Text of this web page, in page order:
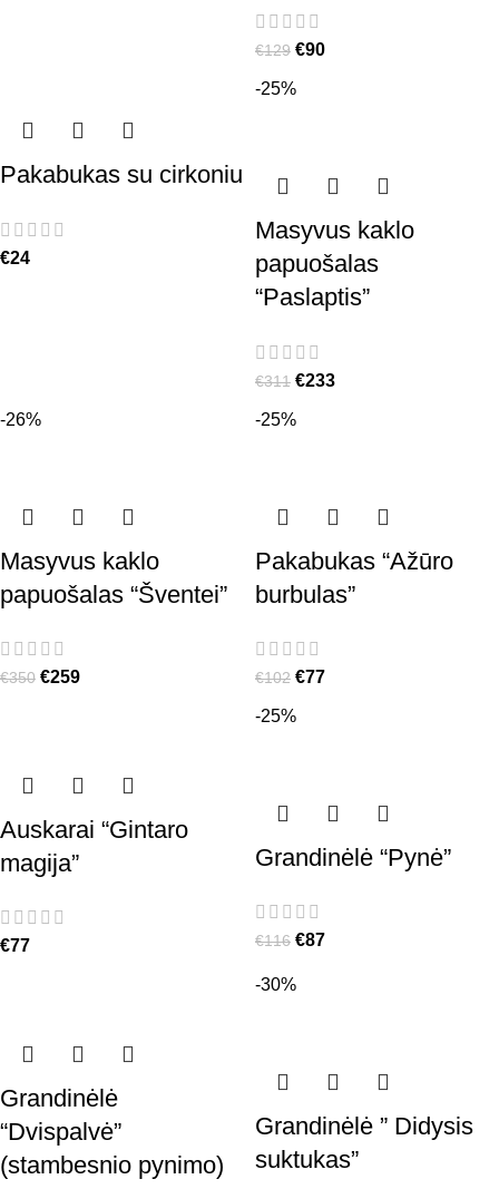
€129 €90
Pakabukas su cirkoniu
€24
-25%
Masyvus kaklo
papuošalas
“Paslaptis”
€311 €233
-26%
Masyvus kaklo
papuošalas “Šventei”
€350 €259
-25%
Pakabukas “Ažūro
burbulas”
€102 €77
Auskarai “Gintaro
magija”
€77
-25%
Grandinėlė “Pynė”
€116 €87
Grandinėlė
“Dvispalvė”
(stambesnio pynimo)
-30%
Grandinėlė ” Didysis
suktukas”